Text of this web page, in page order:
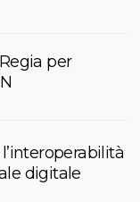
per
digitale